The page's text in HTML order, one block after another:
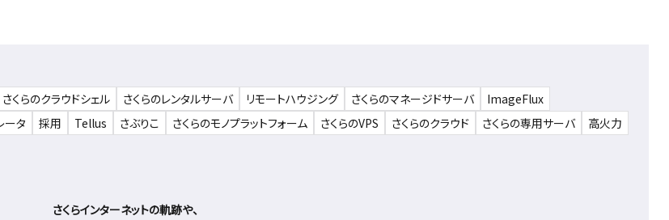
さくらのクラウドシェル さくらのレンタルサーバ リモートハウジング さくらのマネージドサーバ
ImageFlux
ータ 採用 Tellus さぶりこ さくらのモノプラットフォーム さくらのVPS さくらのクラウド さくらの専用サーバ
高火力
さくらインターネットの軌跡や、